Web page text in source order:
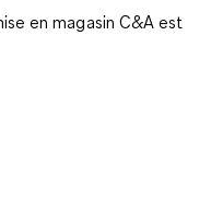
en magasin C&A est